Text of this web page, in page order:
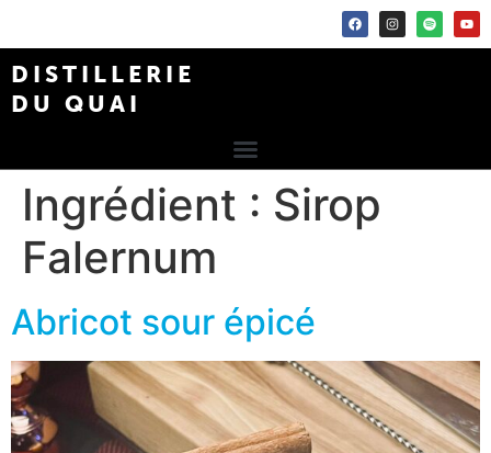
DISTILLERIE
DU QUAI
Ingrédient : Sirop
Falernum
Abricot sour épicé